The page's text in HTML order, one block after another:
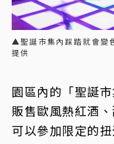
▲聖誕市集內踩踏就會
提供
園區內的「聖誕
販售歐風熱紅酒
可以參加限定的